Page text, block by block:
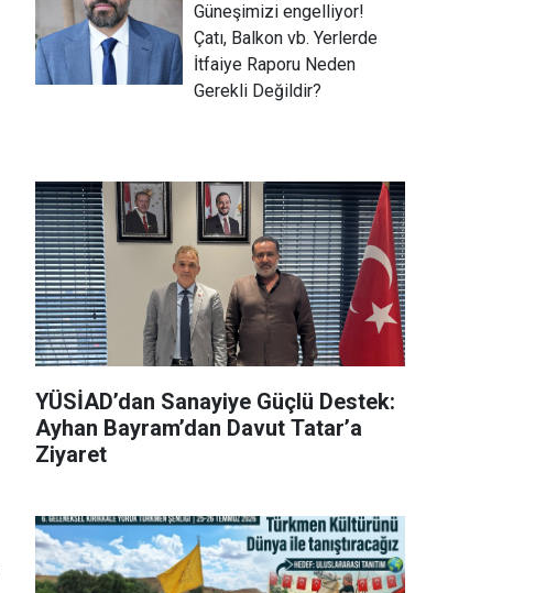
Güneşimizi engelliyor!
Çatı, Balkon vb. Yerlerde
İtfaiye Raporu Neden
Gerekli Değildir?
YÜSİAD’dan Sanayiye Güçlü Destek:
Ayhan Bayram’dan Davut Tatar’a
Ziyaret